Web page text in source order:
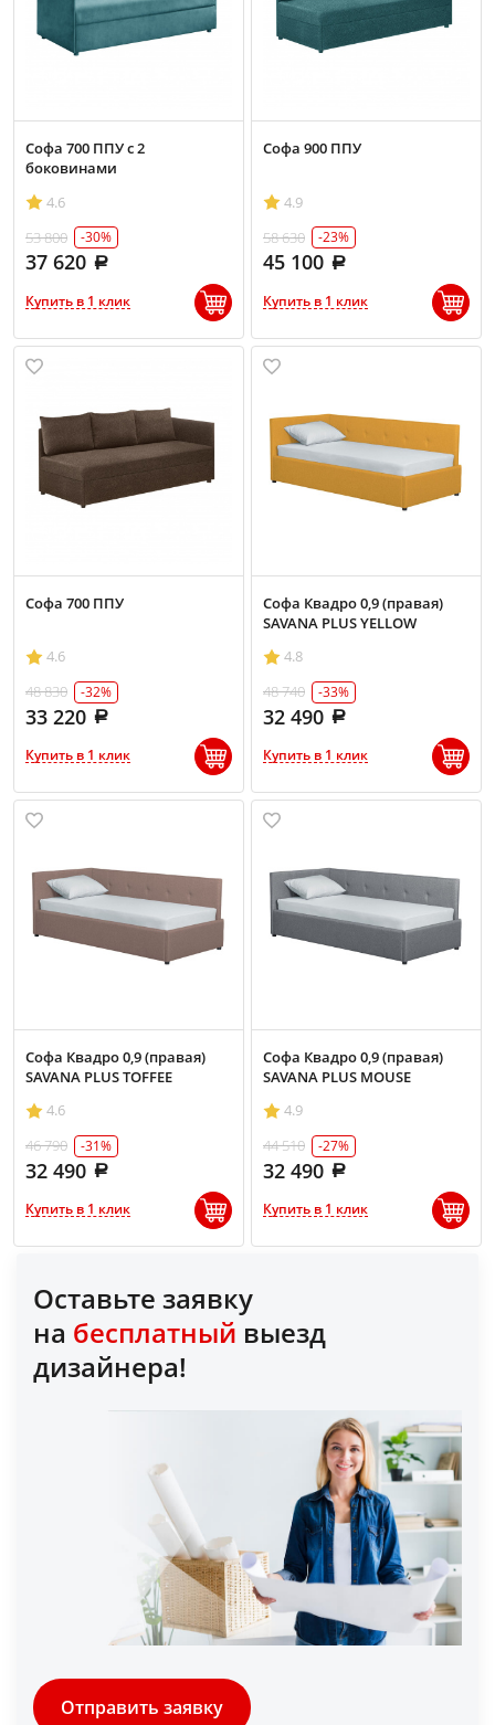
Софа 700 ППУ с 2
боковинами
4.6
53 800
-30%
37 620
Купить в 1 клик
Софа 900 ППУ
4.9
58 630
-23%
45 100
Купить в 1 клик
Софа 700 ППУ
4.6
48 830
-32%
33 220
Купить в 1 клик
Софа Квадро 0,9 (правая)
SAVANA PLUS YELLOW
4.8
48 740
-33%
32 490
Купить в 1 клик
Софа Квадро 0,9 (правая)
SAVANA PLUS TOFFEE
4.6
46 790
-31%
32 490
Купить в 1 клик
Софа Квадро 0,9 (правая)
SAVANA PLUS MOUSE
4.9
44 510
-27%
32 490
Купить в 1 клик
Оставьте заявку
на бесплатный выезд
дизайнера!
Отправить заявку